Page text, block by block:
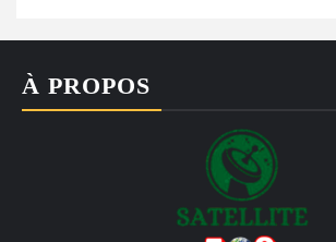
À PROPOS